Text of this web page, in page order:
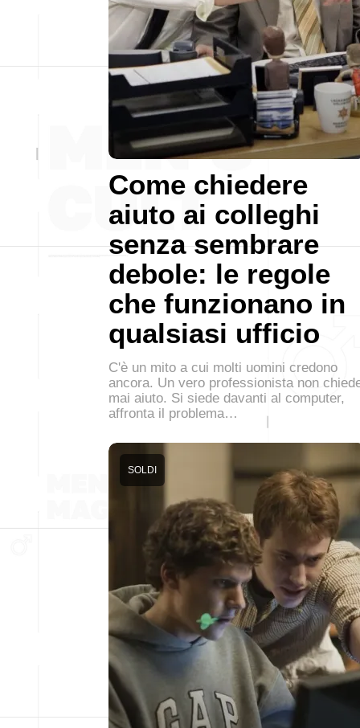
Come chiedere
aiuto ai colleghi
senza sembrare
debole: le regole
che funzionano in
qualsiasi ufficio
C'è un mito a cui molti uomini credono
ancora. Un vero professionista non
mai aiuto. Si siede davanti al computer,
affronta il problema…
SOLDI